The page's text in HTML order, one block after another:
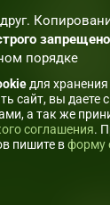
запрещено
порядке
для
сайт, вы даете
а так же
соглашения.
пишите вформу